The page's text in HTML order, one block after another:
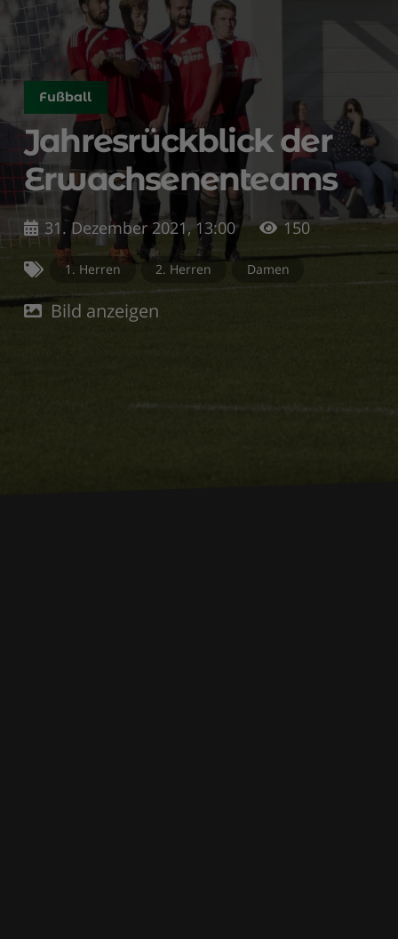
Fußball
Jahresrückblick der
Erwachsenenteams
31. Dezember 2021, 13:00 150
1. Herren 2. Herren Damen
Bild anzeigen